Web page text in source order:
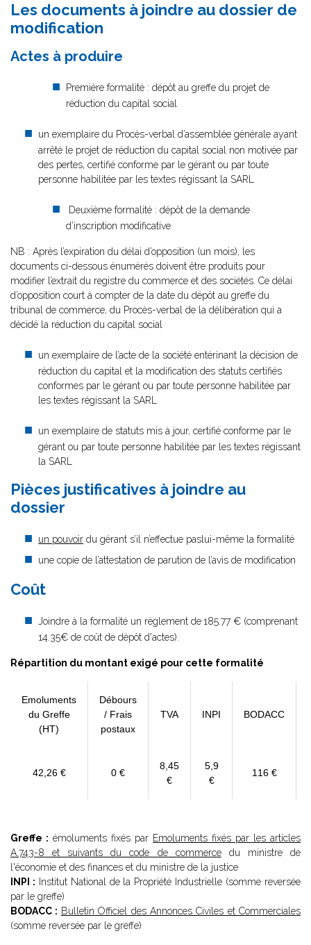
Les documents à joindre au dossier de
modification
Actes à produire
Première formalité : dépôt au greffe du projet de
réduction du capital social
un exemplaire du Procès-verbal d’assemblée générale ayant
arrêté le projet de réduction du capital social non motivée par
des pertes, certifié conforme par le gérant ou par toute
personne habilitée par les textes régissant la SARL
Deuxième formalité : dépôt de la demande
d’inscription modificative
NB : Après l’expiration du délai d’opposition (un mois), les
documents ci-dessous énumérés doivent être produits pour
modifier l’extrait du registre du commerce et des sociétés. Ce délai
d’opposition court à compter de la date du dépôt au greffe du
tribunal de commerce, du Procès-verbal de la délibération qui a
décidé la réduction du capital social
un exemplaire de l’acte de la société entérinant la décision de
réduction du capital et la modification des statuts certifiés
conformes par le gérant ou par toute personne habilitée par
les textes régissant la SARL
un exemplaire de statuts mis à jour, certifié conforme par le
gérant ou par toute personne habilitée par les textes régissant
la SARL
Pièces justificatives à joindre au
dossier
un pouvoir du gérant s’il n’effectue paslui-même la formalité
une copie de l’attestation de parution de l’avis de modification
Coût
Joindre à la formalité un règlement de185.77 € (comprenant
14.35€ de coût de dépôt d'actes).
Répartition du montant exigé pour cette formalité
Emoluments
du Greffe
(HT)
Débours
/ Frais
postaux
TVA INPI BODACC
42,26 € 0 €
8,45
€
5,9
€
116 €
Greffe : émoluments fixés par Emoluments fixés par les articles
A.743-8 et suivants du code de commercedu ministre de
l'économie et des finances et du ministre de la justice
INPI : Institut National de la Propriété Industrielle (somme reversée
par le greffe)
BODACC : Bulletin Officiel des Annonces Civiles et Commerciales
(somme reversée par le greffe)